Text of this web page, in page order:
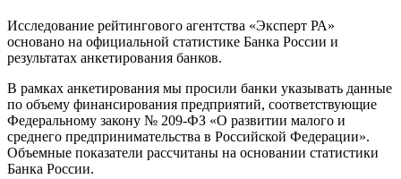
Исследование рейтингового агентства «Эксперт РА»
основано на официальной статистике Банка России и
результатах анкетирования банков.
В рамках анкетирования мы просили банки указывать данные
по объему финансирования предприятий, соответствующие
Федеральному закону № 209-ФЗ «О развитии малого и
среднего предпринимательства в Российской Федерации».
Объемные показатели рассчитаны на основании статистики
Банка России.